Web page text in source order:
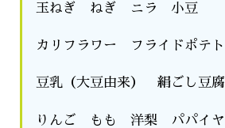
玉ねぎ ねぎ ニラ 小豆
カリフラワー フライドポテト
豆乳（大豆由来） 絹ごし豆腐
りんご もも 洋梨 パパイヤ